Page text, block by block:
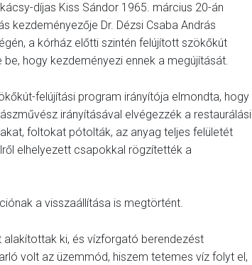
díjas Kiss Sándor 1965. március 20-án
kezdeményezője Dr. Dézsi Csaba András
a kórház előtti szintén felújított szökőkút
hogy kezdeményezi ennek a megújítását.
felújítási program irányítója elmondta, hogy
irányításával elvégezzék a restaurálási
foltokat pótolták, az anyag teljes felületét
elhelyezett csapokkal rögzítették a
a visszaállítása is megtörtént.
ki, és vízforgató berendezést
volt az üzemmód, hiszem tetemes víz folyt el,